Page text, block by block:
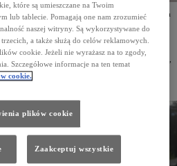
Polsce zarejestrowano 42 008 samochodów osobowych
producentowi pozycję najchętniej wybieranej marki
Największą popularnością na polskim
zajmuje pierwsze miejsca w swoich segmentach.
motoryzacyjnego, co potwierdzają wyniki osiągnięte
42 008 samochodów osobowych i dostawczych marki,
nad producentem zajmującym drugą lokatę. Tylko w maju
pierwsze miejsce zarówno w segmencie klientów
jak i na rynku flotowym z wynikiem
które są umieszczane na Twoim
lub tablecie. Pomagają one nam zrozumieć
naszej witryny. Są wykorzystywane do
a także służą do celów reklamowych.
cookie. Jeżeli nie wyrażasz na to zgody,
Szczegółowe informacje na ten temat
cookie.
plików cookie
Zaakceptuj wszystkie